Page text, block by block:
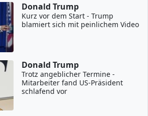
Donald Trump
Kurz vor dem Start - Trump
blamiert sich mit peinlichem Video
Donald Trump
Trotz angeblicher Termine -
Mitarbeiter fand US-Präsident
schlafend vor